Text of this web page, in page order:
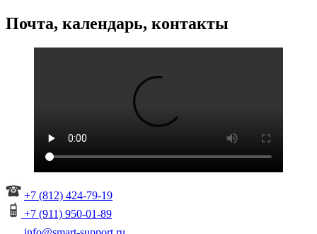
Почта, календарь, контакты
+7 (812) 424-79-19
+7 (911) 950-01-89